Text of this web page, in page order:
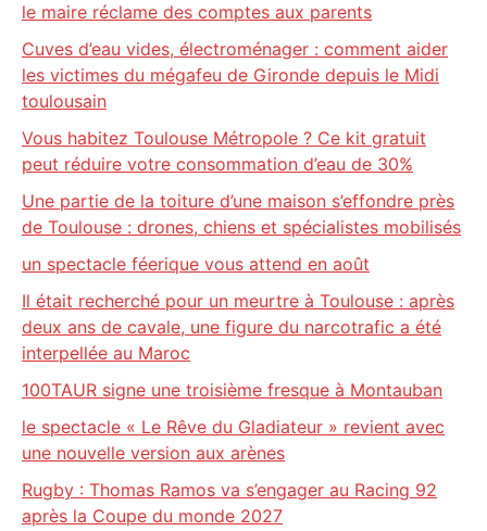
le maire réclame des comptes aux parents
Cuves d’eau vides, électroménager : comment aider
les victimes du mégafeu de Gironde depuis le Midi
toulousain
Vous habitez Toulouse Métropole ? Ce kit gratuit
peut réduire votre consommation d’eau de 30%
Une partie de la toiture d’une maison s’effondre près
de Toulouse : drones, chiens et spécialistes mobilisés
un spectacle féerique vous attend en août
Il était recherché pour un meurtre à Toulouse : après
deux ans de cavale, une figure du narcotrafic a été
interpellée au Maroc
100TAUR signe une troisième fresque à Montauban
le spectacle « Le Rêve du Gladiateur » revient avec
une nouvelle version aux arènes
Rugby : Thomas Ramos va s’engager au Racing 92
après la Coupe du monde 2027